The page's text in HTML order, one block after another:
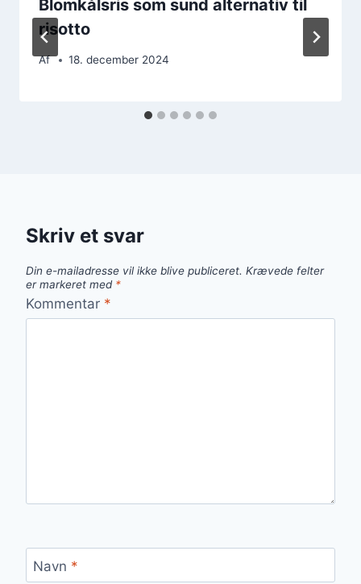
Blomkålsris som sund alternativ til
risotto
Af 18. december 2024
Skriv et svar
Din e-mailadresse vil ikke blive publiceret. Krævede felter
er markeret med *
Kommentar *
Navn *